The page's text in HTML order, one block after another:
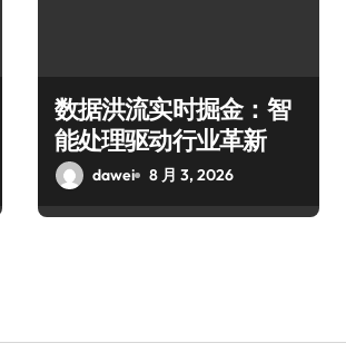
数据洪流实时掘金：智
能处理驱动行业革新
dawei 8 月 3, 2026